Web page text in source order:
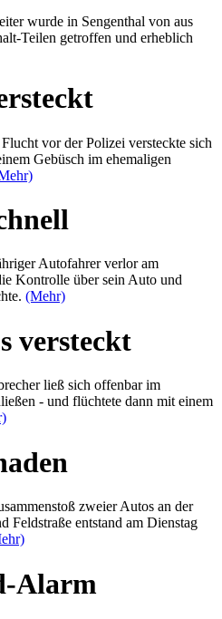
wurde in Sengenthal von aus
Teilen getroffen und erheblich
vor der Polizei versteckte sich
Gebüsch im ehemaligen
Autofahrer verlor am
Kontrolle über sein Auto und
(Mehr)
versteckt
ließ sich offenbar im
- und flüchtete dann mit einem
zweier Autos an der
Feldstraße entstand am Dienstag
Alarm